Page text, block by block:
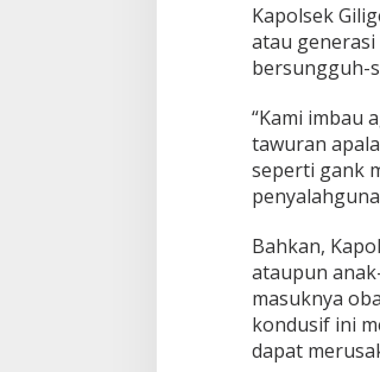
N
a
r
k
b
a
d
a
n
a
w
u
r
a
n
Kapolsek
atau
bersungguh-
“Kami imbau
tawuran
seperti gank
Bahkan,
ataupun
masuknya
kondusif ini
dapat